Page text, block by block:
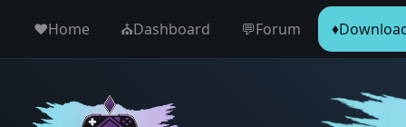
♥️Home ⛪️Dashboard 💬Forum